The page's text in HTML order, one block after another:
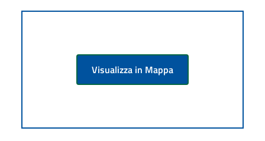
Visualizza in Mappa